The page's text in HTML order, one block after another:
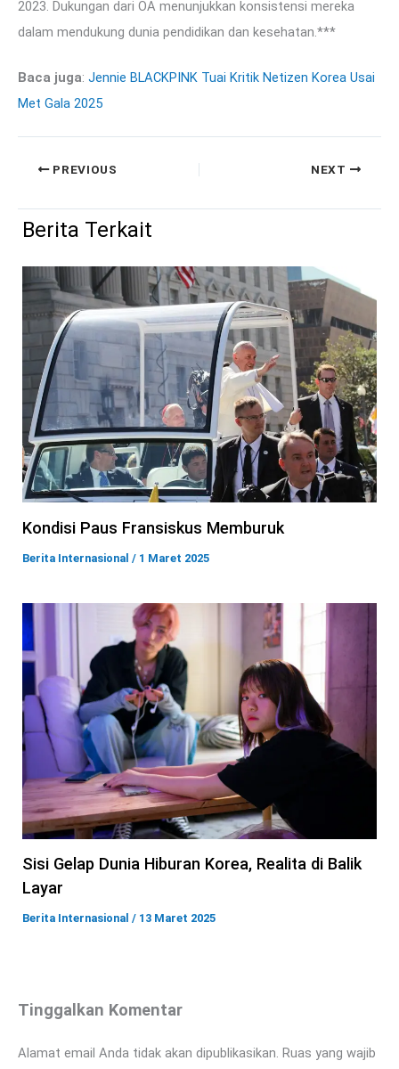
2023. Dukungan dari OA menunjukkan konsistensi mereka
dalam mendukung dunia pendidikan dan kesehatan.***
Baca juga: Jennie BLACKPINK Tuai Kritik Netizen Korea Usai
Met Gala 2025
PREVIOUS NEXT
Berita Terkait
Kondisi Paus Fransiskus Memburuk
Berita Internasional / 1 Maret 2025
Sisi Gelap Dunia Hiburan Korea, Realita di Balik
Layar
Berita Internasional / 13 Maret 2025
Tinggalkan Komentar
Alamat email Anda tidak akan dipublikasikan. Ruas yang wajib